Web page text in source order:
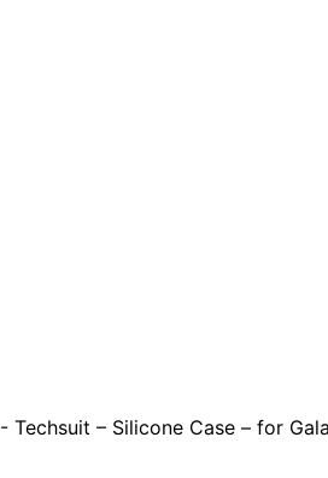
-Techsuit – Silicone Case – for